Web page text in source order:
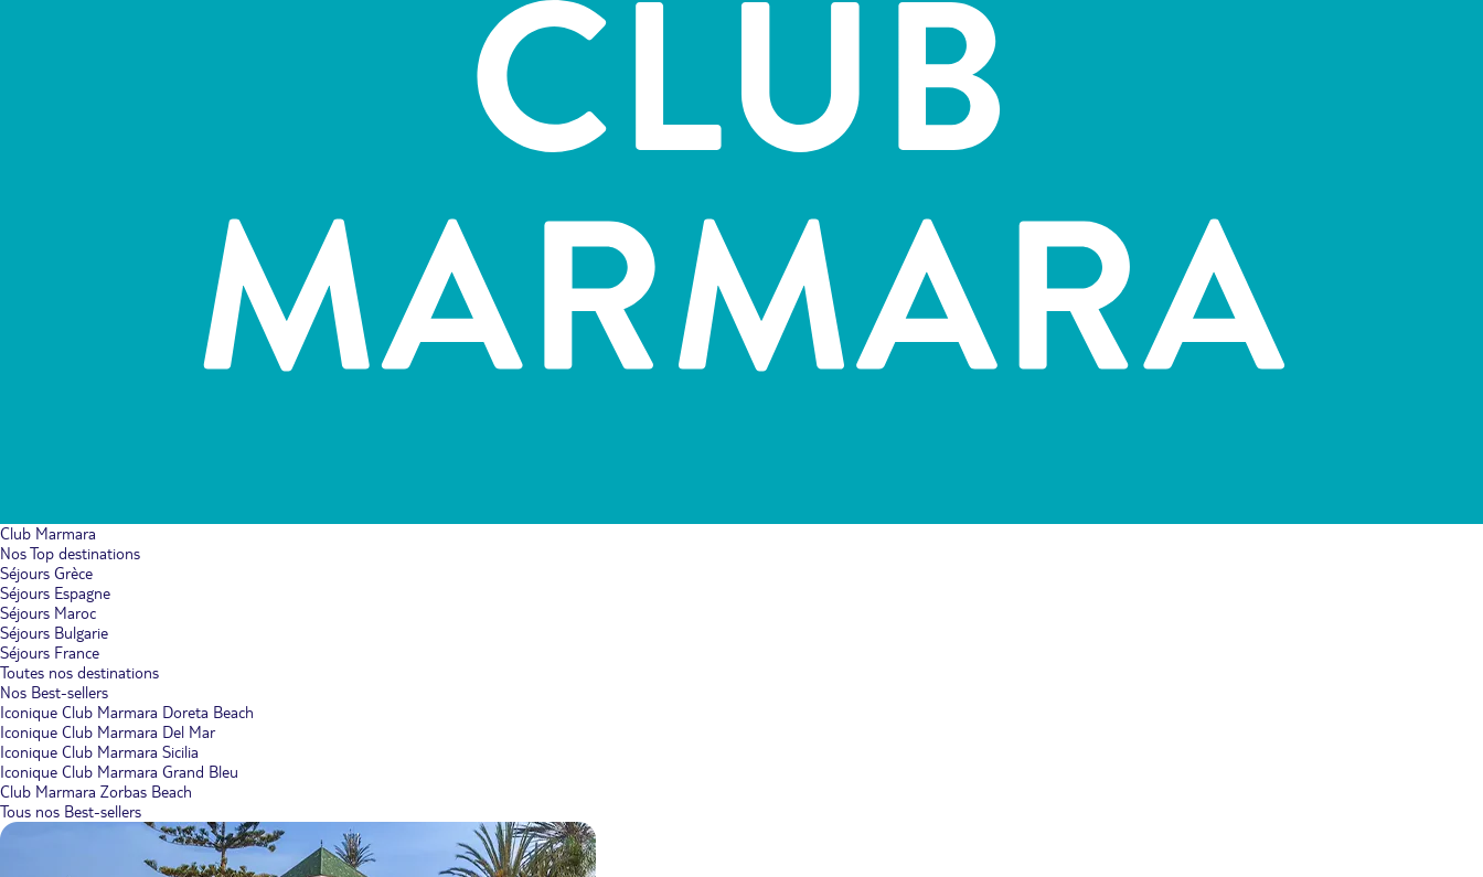
Club Marmara
Nos Top destinations
Séjours Grèce
Séjours Espagne
Séjours Maroc
Séjours Bulgarie
Séjours France
Toutes nos destinations
Nos Best-sellers
Iconique Club Marmara Doreta Beach
Iconique Club Marmara Del Mar
Iconique Club Marmara Sicilia
Iconique Club Marmara Grand Bleu
Club Marmara Zorbas Beach
Tous nos Best-sellers